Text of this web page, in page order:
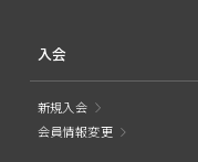
入会
新規入会
会員情報変更